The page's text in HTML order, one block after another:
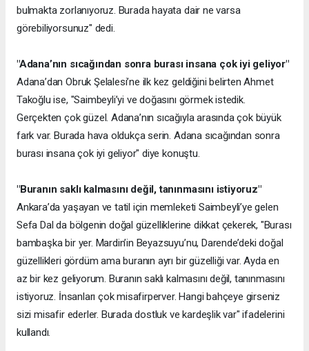
bulmakta zorlanıyoruz. Burada hayata dair ne varsa
görebiliyorsunuz" dedi.
"Adana’nın sıcağından sonra burası insana çok iyi geliyor"
Adana’dan Obruk Şelalesi’ne ilk kez geldiğini belirten Ahmet
Takoğlu ise, "Saimbeyli’yi ve doğasını görmek istedik.
Gerçekten çok güzel. Adana’nın sıcağıyla arasında çok büyük
fark var. Burada hava oldukça serin. Adana sıcağından sonra
burası insana çok iyi geliyor" diye konuştu.
"Buranın saklı kalmasını değil, tanınmasını istiyoruz"
Ankara’da yaşayan ve tatil için memleketi Saimbeyli’ye gelen
Sefa Dal da bölgenin doğal güzelliklerine dikkat çekerek, "Burası
bambaşka bir yer. Mardin’in Beyazsuyu’nu, Darende’deki doğal
güzellikleri gördüm ama buranın ayrı bir güzelliği var. Ayda en
az bir kez geliyorum. Buranın saklı kalmasını değil, tanınmasını
istiyoruz. İnsanları çok misafirperver. Hangi bahçeye girseniz
sizi misafir ederler. Burada dostluk ve kardeşlik var" ifadelerini
kullandı.